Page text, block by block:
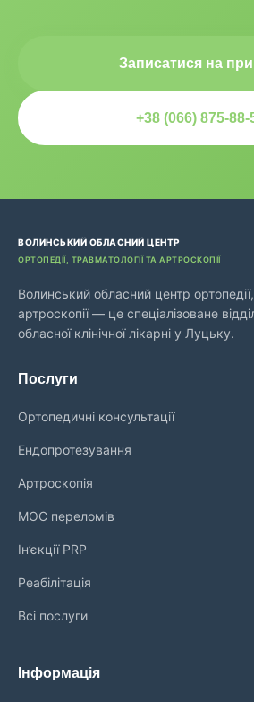
Записатися на
+38 (066) 875-88-
ВОЛИНСЬКИЙ ОБЛАСНИЙ ЦЕНТР
ОРТОПЕДІЇ, ТРАВМАТОЛОГІЇ ТА АРТРОСКОПІЇ
Волинський обласний центр
артроскопії — це спеціалізоване
обласної клінічної лікарні у Луцьку.
Послуги
Ортопедичні консультації
Ендопротезування
Артроскопія
МОС переломів
Ін’єкції PRP
Реабілітація
Всі послуги
Інформація